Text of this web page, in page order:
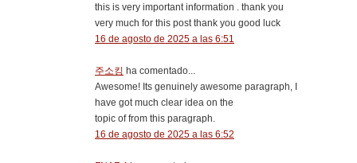
this is very important information . thank you
very much for this post thank you good luck
16 de agosto de 2025 a las 6:51
주소킹 ha comentado...
Awesome! Its genuinely awesome paragraph, I
have got much clear idea on the
topic of from this paragraph.
16 de agosto de 2025 a las 6:52